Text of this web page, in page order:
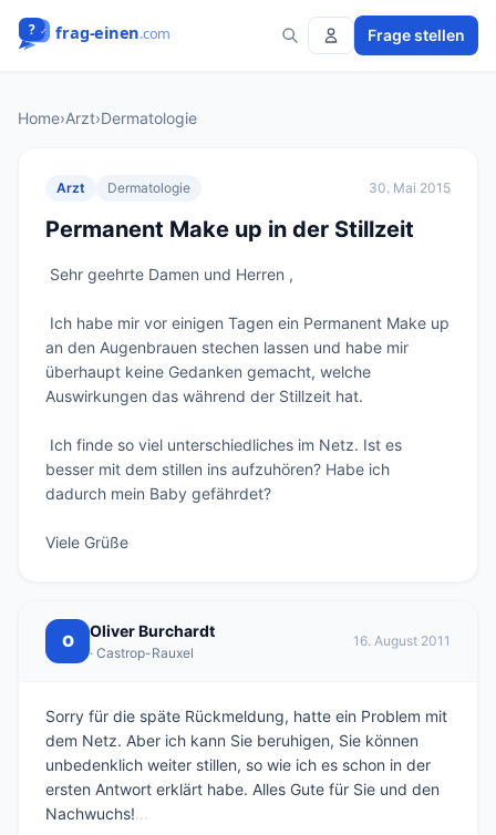
Frage stellen
Home›Arzt›Dermatologie
Arzt Dermatologie 30. Mai 2015
Permanent Make up in der Stillzeit
an den Augenbrauen stechen lassen und habe mir
überhaupt keine Gedanken gemacht, welche
Auswirkungen das während der Stillzeit hat.
besser mit dem stillen ins aufzuhören? Habe ich
dadurch mein Baby gefährdet?
O
Oliver Burchardt
· Castrop-Rauxel
16. August 2011
Sorry für die späte Rückmeldung, hatte ein Problem mit
dem Netz. Aber ich kann Sie beruhigen, Sie können
unbedenklich weiter stillen, so wie ich es schon in der
ersten Antwort erklärt habe. Alles Gute für Sie und den
Nachwuchs!...